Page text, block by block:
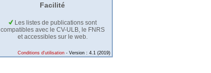
Facilité
Les listes de publications sont
compatibles avec le CV-ULB, le FNRS
et accessibles sur le web.
Conditions d'utilisation - Version : 4.1 (2019)